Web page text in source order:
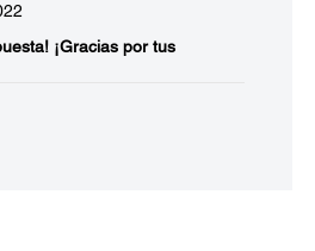
¡Gracias por tus